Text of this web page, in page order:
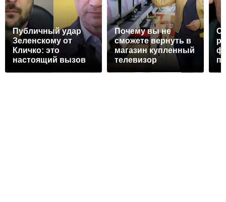
Публичный удар
Зеленскому от
Кличко: это
настоящий вызов
Почему вы не
сможете вернуть в
магазин купленный
телевизор